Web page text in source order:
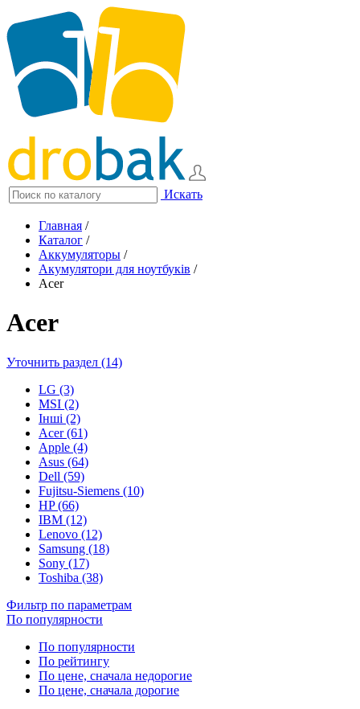
Искать
Главная /
Каталог /
Аккумуляторы /
Акумулятори для ноутбуків /
Acer
Acer
Уточнить раздел (14)
LG (3)
MSI (2)
Інші (2)
Acer (61)
Apple (4)
Asus (64)
Dell (59)
Fujitsu-Siemens (10)
HP (66)
IBM (12)
Lenovo (12)
Samsung (18)
Sony (17)
Toshiba (38)
Фильтр по параметрам
По популярности
По популярности
По рейтингу
По цене, сначала недорогие
По цене, сначала дорогие